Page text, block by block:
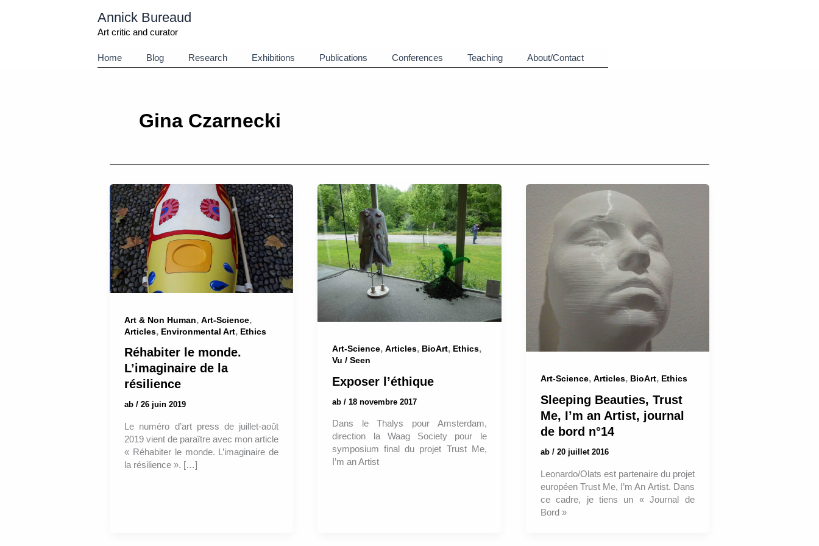
Annick Bureaud
Art critic and curator
Home Blog Research Exhibitions Publications Conferences Teaching About/Contact
Gina Czarnecki
Art & Non Human, Art-Science,
Articles, Environmental Art, Ethics
Réhabiter le monde.
L’imaginaire de la
résilience
ab / 26 juin 2019
Le numéro d’art press de juillet-août
2019 vient de paraître avec mon article
« Réhabiter le monde. L’imaginaire de
la résilience ». […]
Art-Science,Articles, BioArt, Ethics,
Vu / Seen
Exposer l’éthique
ab/18 novembre 2017
Dans le Thalys pour Amsterdam,
direction la Waag Society pour le
symposium final du projet Trust Me,
I’m an Artist
Art-Science, Articles, BioArt, Ethics
Sleeping Beauties, Trust
Me, I’m an Artist, journal
de bord n°14
ab / 20 juillet 2016
Leonardo/Olats est partenaire du projet
européen Trust Me, I’m An Artist. Dans
ce cadre, je tiens un « Journal de
Bord »